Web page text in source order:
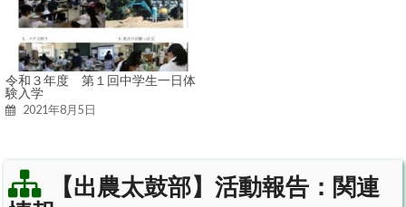
令和３年度 第１回中学生一日体
験入学
2021年8月5日
【出農太鼓部】活動報告：関連